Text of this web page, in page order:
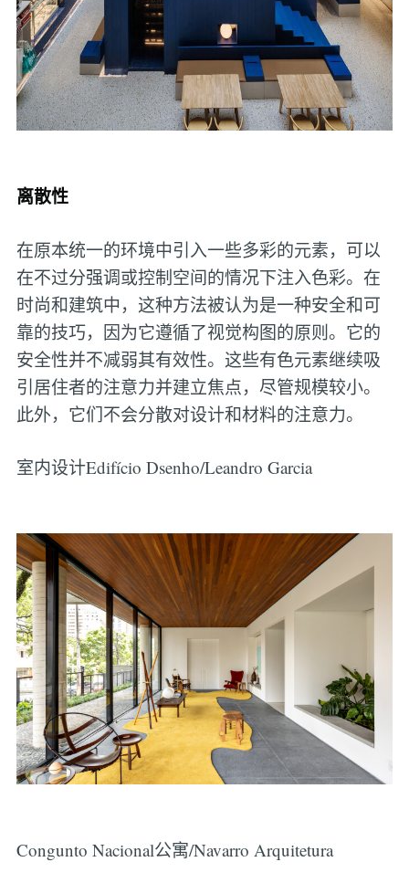
离散性
在原本统一的环境中引入一些多彩的元素，可以
在不过分强调或控制空间的情况下注入色彩。在
时尚和建筑中，这种方法被认为是一种安全和可
靠的技巧，因为它遵循了视觉构图的原则。它的
安全性并不减弱其有效性。这些有色元素继续吸
引居住者的注意力并建立焦点，尽管规模较小。
此外，它们不会分散对设计和材料的注意力。
室内设计Edifício Dsenho/Leandro Garcia
Congunto Nacional公寓/Navarro Arquitetura